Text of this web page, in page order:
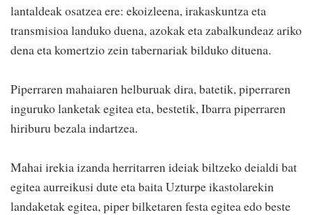
lantaldeak osatzea ere: ekoizleena, irakaskuntza eta
transmisioa landuko duena, azokak eta zabalkundeaz ariko
dena eta komertzio zein tabernariak bilduko dituena.
Piperraren mahaiaren helburuak dira, batetik, piperraren
inguruko lanketak egitea eta, bestetik, Ibarra piperraren
hiriburu bezala indartzea.
Mahai irekia izanda herritarren ideiak biltzeko deialdi bat
egitea aurreikusi dute eta baita Uzturpe ikastolarekin
landaketak egitea, piper bilketaren festa egitea edo beste